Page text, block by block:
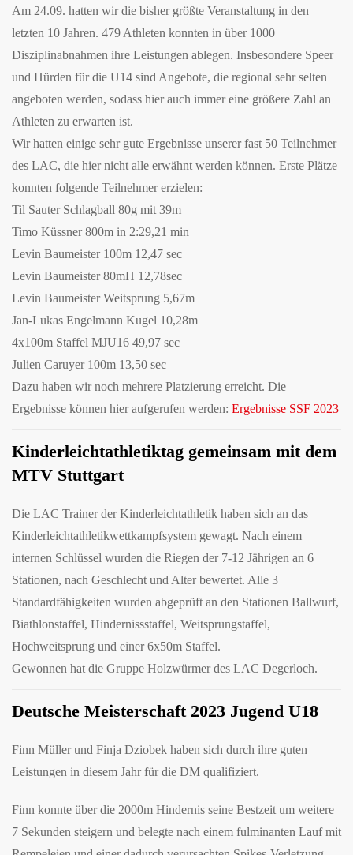
Am 24.09. hatten wir die bisher größte Veranstaltung in den
letzten 10 Jahren. 479 Athleten konnten in über 1000
Disziplinabnahmen ihre Leistungen ablegen. Insbesondere Speer
und Hürden für die U14 sind Angebote, die regional sehr selten
angeboten werden, sodass hier auch immer eine größere Zahl an
Athleten zu erwarten ist.
Wir hatten einige sehr gute Ergebnisse unserer fast 50 Teilnehmer
des LAC, die hier nicht alle erwähnt werden können. Erste Plätze
konnten folgende Teilnehmer erzielen:
Til Sauter Schlagball 80g mit 39m
Timo Küssner 800m in 2:29,21 min
Levin Baumeister 100m 12,47 sec
Levin Baumeister 80mH 12,78sec
Levin Baumeister Weitsprung 5,67m
Jan-Lukas Engelmann Kugel 10,28m
4x100m Staffel MJU16 49,97 sec
Julien Caruyer 100m 13,50 sec
Dazu haben wir noch mehrere Platzierung erreicht. Die
Ergebnisse können hier aufgerufen werden: Ergebnisse SSF 2023
Kinderleichtathletiktag gemeinsam mit dem
MTV Stuttgart
Die LAC Trainer der Kinderleichtathletik haben sich an das
Kinderleichtathletikwettkampfsystem gewagt. Nach einem
internen Schlüssel wurden die Riegen der 7-12 Jährigen an 6
Stationen, nach Geschlecht und Alter bewertet. Alle 3
Standardfähigkeiten wurden abgeprüft an den Stationen Ballwurf,
Biathlonstaffel, Hindernissstaffel, Weitsprungstaffel,
Hochweitsprung und einer 6x50m Staffel.
Gewonnen hat die Gruppe Holzwürmer des LAC Degerloch.
Deutsche Meisterschaft 2023 Jugend U18
Finn Müller und Finja Dziobek haben sich durch ihre guten
Leistungen in diesem Jahr für die DM qualifiziert.
Finn konnte über die 2000m Hindernis seine Bestzeit um weitere
7 Sekunden steigern und belegte nach einem fulminanten Lauf mit